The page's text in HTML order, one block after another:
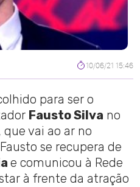
10/06/21 15:46
para ser o
Fausto Silva no
que vai ao ar no
se recupera de
e comunicou à Rede
à frente da atração